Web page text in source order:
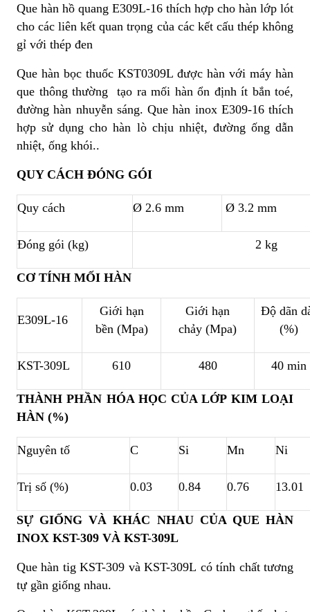
Que hàn hồ quang E309L-16 thích hợp cho hàn lớp lót
cho các liên kết quan trọng của các kết cấu thép không
gỉ với thép đen
Que hàn bọc thuốc KST0309L được hàn với máy hàn
que thông thường tạo ra mối hàn ổn định ít bắn toé,
đường hàn nhuyễn sáng. Que hàn inox E309-16 thích
hợp sử dụng cho hàn lò chịu nhiệt, đường ống dẫn
nhiệt, ống khói..
QUY CÁCH ĐÓNG GÓI
Quy cách Ø 2.6 mm Ø 3.2 mm
Đóng gói (kg) 2 kg
CƠ TÍNH MỐI HÀN
E309L-16
Giới hạn
bền (Mpa)
Giới hạn
chảy (Mpa)
Độ dãn
(%)
KST-309L 610 480 40 min
THÀNH PHẦN HÓA HỌC CỦA LỚP KIM LOẠI
HÀN (%)
Nguyên tố C Si Mn Ni
Trị số (%) 0.03 0.84 0.76 13.01
SỰ GIỐNG VÀ KHÁC NHAU CỦA QUE HÀN
INOX KST-309 VÀ KST-309L
Que hàn tig KST-309 và KST-309L có tính chất tương
tự gần giống nhau.